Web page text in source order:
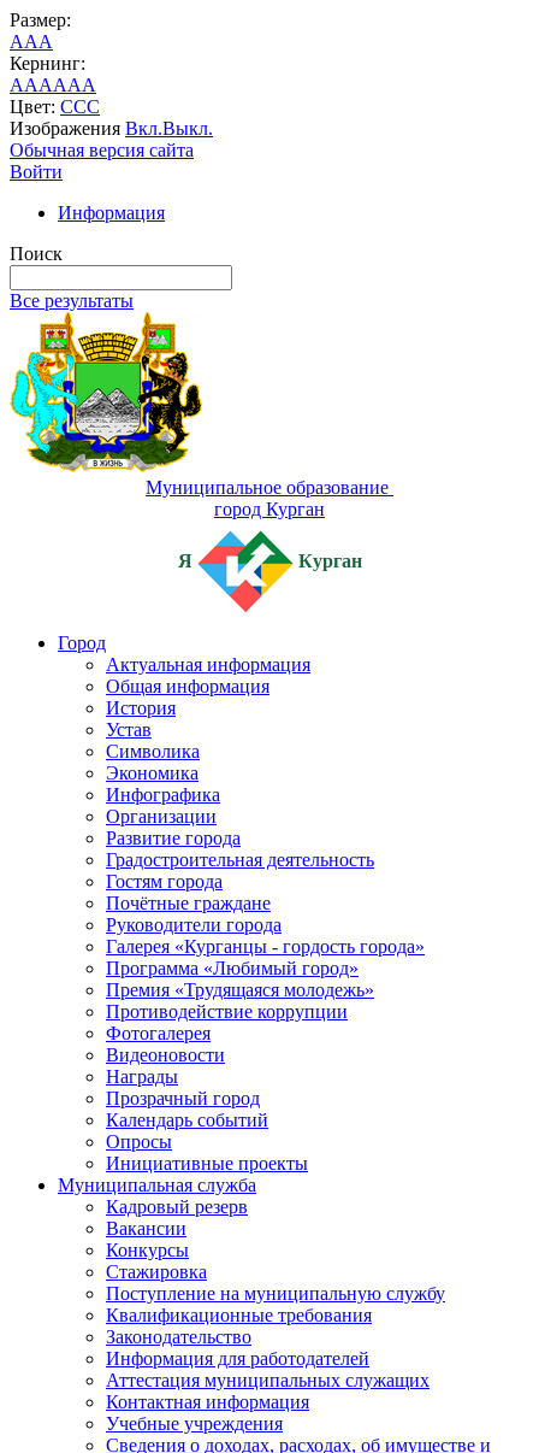
Размер:
AAA
Кернинг:
AAAAAA
Цвет: CCC
Изображения Вкл.Выкл.
Обычная версия сайта
Войти
Информация
Поиск
Все результаты
Муниципальное образование
город Курган
Я Курган
Город
Актуальная информация
Общая информация
История
Устав
Символика
Экономика
Инфографика
Организации
Развитие города
Градостроительная деятельность
Гостям города
Почётные граждане
Руководители города
Галерея «Курганцы - гордость города»
Программа «Любимый город»
Премия «Трудящаяся молодежь»
Противодействие коррупции
Фотогалерея
Видеоновости
Награды
Прозрачный город
Календарь событий
Опросы
Инициативные проекты
Муниципальная служба
Кадровый резерв
Вакансии
Конкурсы
Стажировка
Поступление на муниципальную службу
Квалификационные требования
Законодательство
Информация для работодателей
Аттестация муниципальных служащих
Контактная информация
Учебные учреждения
Сведения о доходах, расходах, об имуществе и